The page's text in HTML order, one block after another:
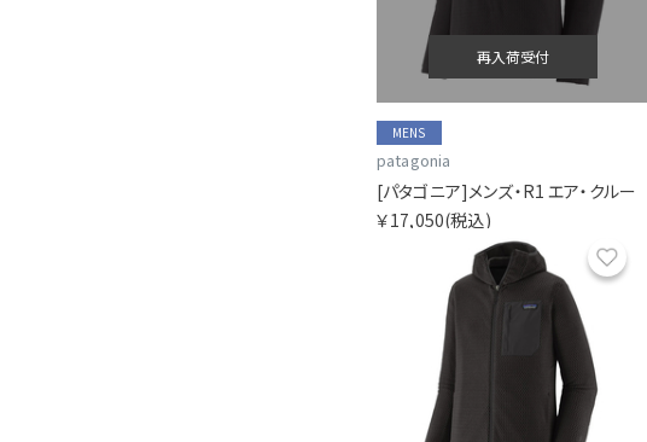
再入荷受付
MENS
patagonia
[パタゴニア]メンズ・R1 エア・クルー
￥17,050(税込)